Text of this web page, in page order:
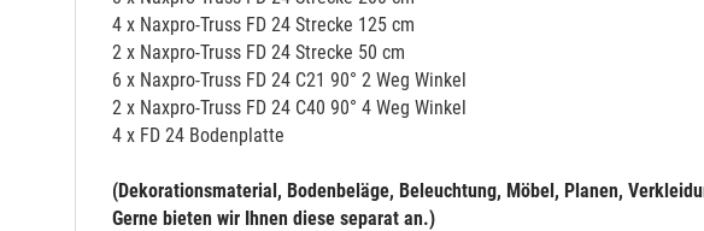
4 x Naxpro-Truss FD 24 Strecke 125 cm
2 x Naxpro-Truss FD 24 Strecke 50 cm
6 x Naxpro-Truss FD 24 C21 90° 2 Weg Winkel
2 x Naxpro-Truss FD 24 C40 90° 4 Weg Winkel
4 x FD 24 Bodenplatte
(Dekorationsmaterial, Bodenbeläge, Beleuchtung, Möbel, Planen,
Gerne bieten wir Ihnen diese separat an.)